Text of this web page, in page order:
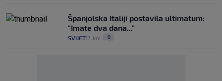
Španjolska Italiji postavila ultimatum:
"Imate dva dana..."
SVIJET 7. kol. 0